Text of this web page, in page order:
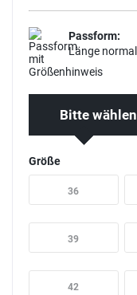
Passform:
Länge
Bitte
Größe
36
39
42